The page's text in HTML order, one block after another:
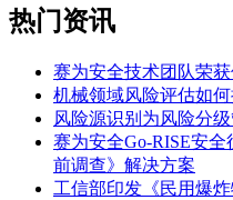
热门资讯
赛为安全技术团队荣
机械领域风险评估如
风险源识别为风险分
赛为安全Go-RISE安
前调查》解决方案
工信部印发《民用爆